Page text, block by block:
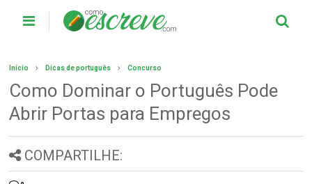
Início Dicas de português Concurso
Como Dominar o Português Pode
Abrir Portas para Empregos
COMPARTILHE: